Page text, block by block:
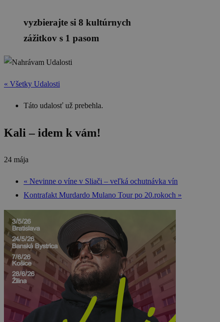
vyzbierajte si 8 kultúrnych
zážitkov s 1 pasom
« Všetky Udalosti
Táto udalosť už prebehla.
Kali – idem k vám!
24 mája
« Nevinne o víne v Sliači – veľká ochutnávka vín
Kontrafakt Murdardo Mulano Tour po 20.rokoch »